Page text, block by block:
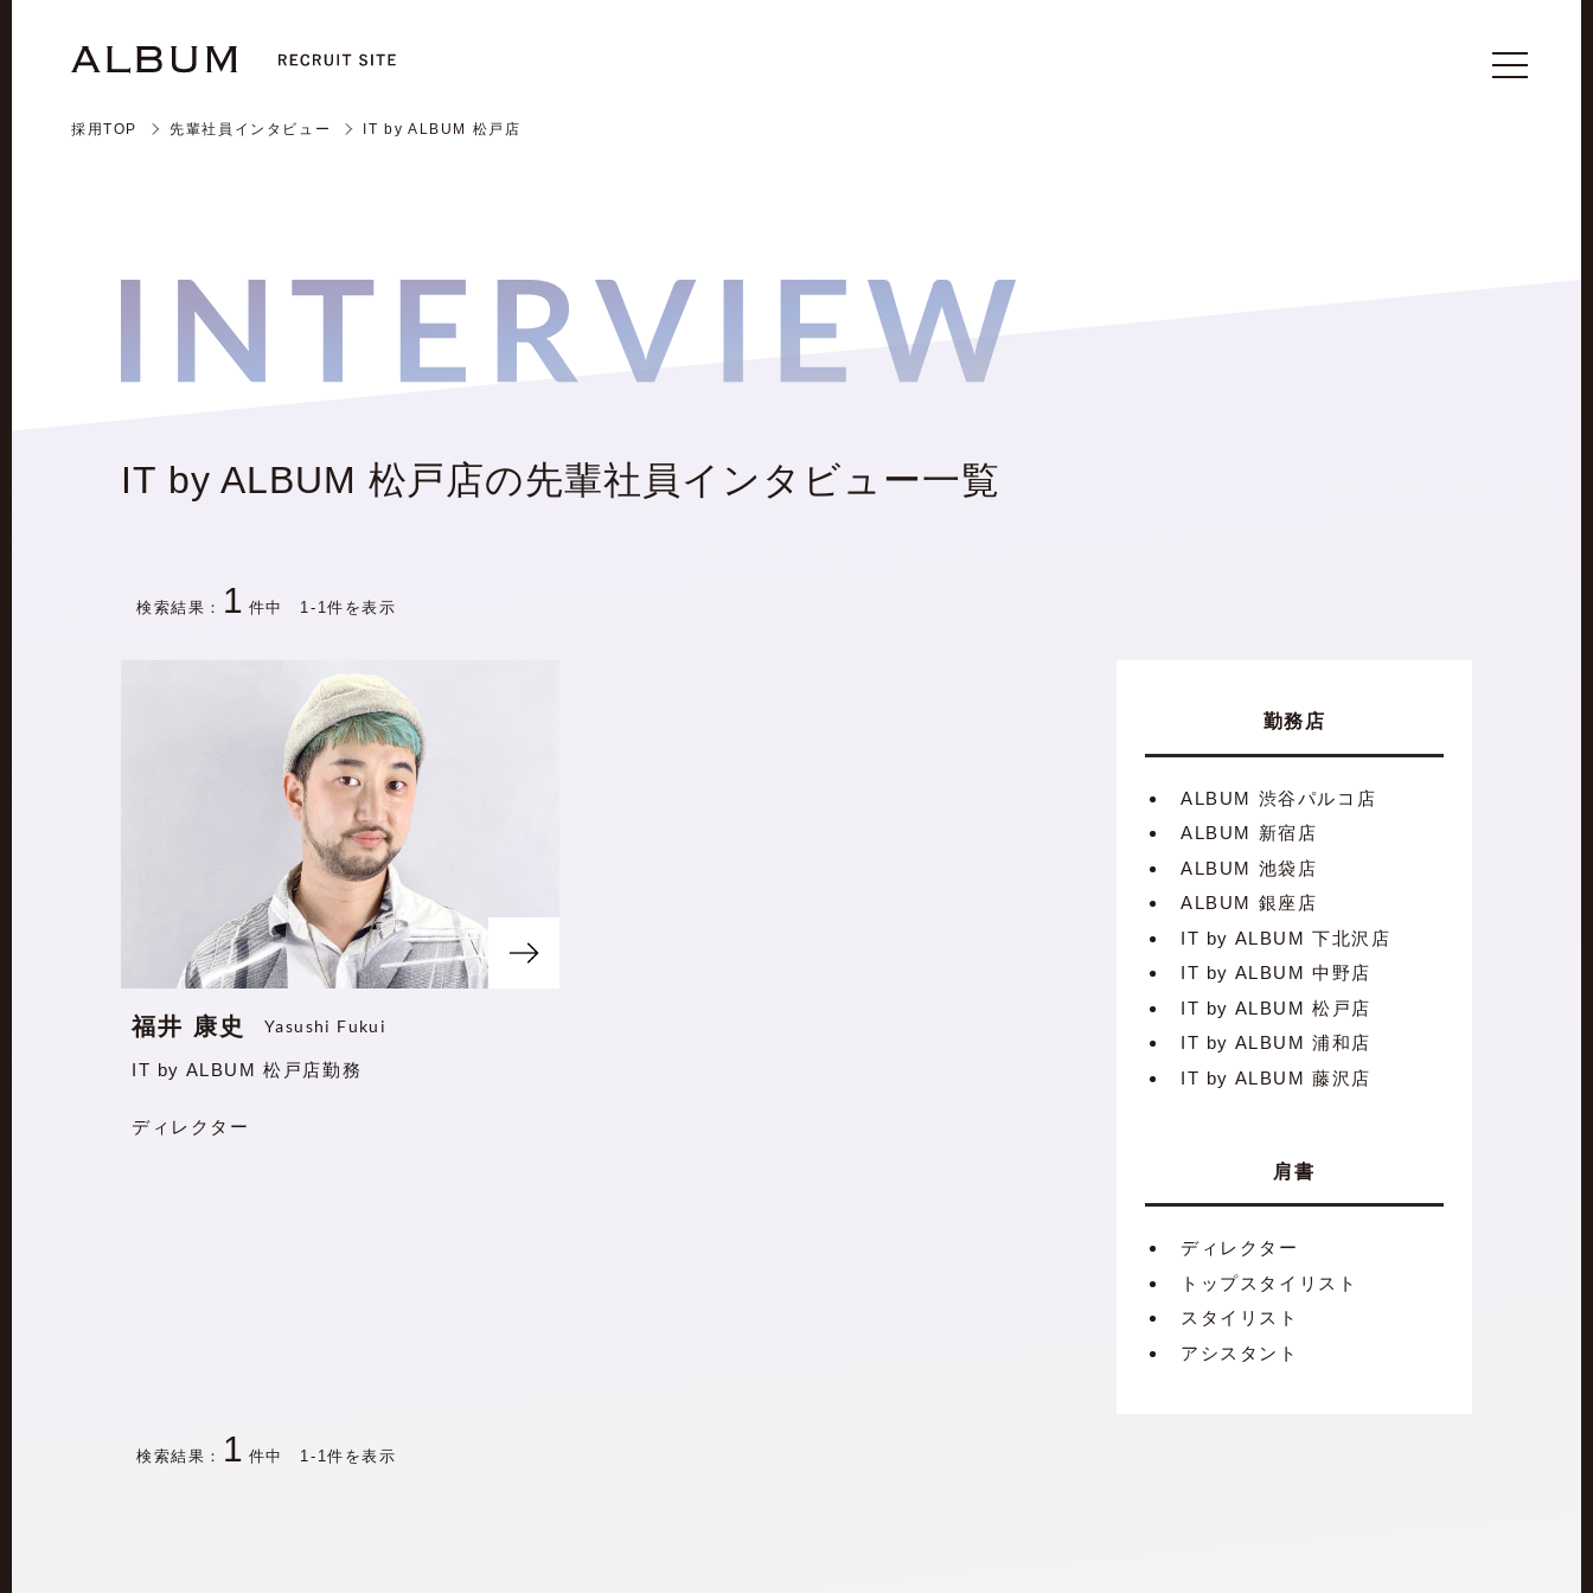
採用TOP 先輩社員インタビュー IT by ALBUM 松戸店
IT by ALBUM 松戸店の先輩社員インタビュー一覧
検索結果： 1 件中 1-1件を表示
福井 康史 Yasushi Fukui
IT by ALBUM 松戸店勤務
ディレクター
勤務店
ALBUM 渋谷パルコ店
ALBUM 新宿店
ALBUM 池袋店
ALBUM 銀座店
IT by ALBUM 下北沢店
IT by ALBUM 中野店
IT by ALBUM 松戸店
IT by ALBUM 浦和店
IT by ALBUM 藤沢店
肩書
ディレクター
トップスタイリスト
スタイリスト
アシスタント
検索結果： 1 件中 1-1件を表示